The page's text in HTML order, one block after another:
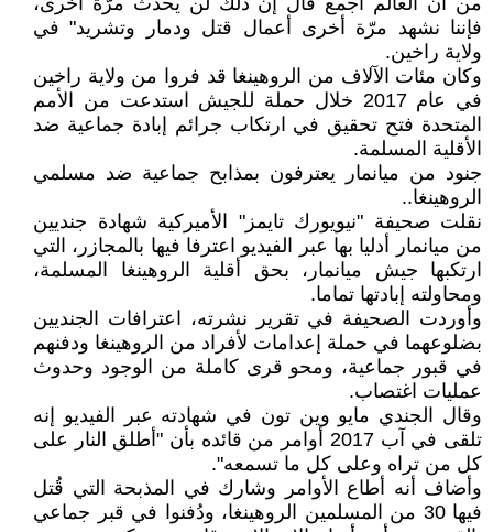
فإننا نشهد مرّة أخرى أعمال قتل ودمار وتشريد" في
ولاية راخين.
وكان مئات الآلاف من الروهينغا قد فروا من ولاية راخين
في عام 2017 خلال حملة للجيش استدعت من الأمم
المتحدة فتح تحقيق في ارتكاب جرائم إبادة جماعية ضد
الأقلية المسلمة.
جنود من ميانمار يعترفون بمذابح جماعية ضد مسلمي
الروهينغا..
نقلت صحيفة "نيويورك تايمز" الأميركية شهادة جنديين
من ميانمار أدليا بها عبر الفيديو اعترفا فيها بالمجازر، التي
ارتكبها جيش ميانمار، بحق أقلية الروهينغا المسلمة،
ومحاولته إبادتها تماما.
وأوردت الصحيفة في تقرير نشرته، اعترافات الجنديين
بضلوعهما في حملة إعدامات لأفراد من الروهينغا ودفنهم
في قبور جماعية، ومحو قرى كاملة من الوجود وحدوث
عمليات اغتصاب.
وقال الجندي مايو وين تون في شهادته عبر الفيديو إنه
تلقى في آب 2017 أوامر من قائده بأن "أطلق النار على
كل من تراه وعلى كل ما تسمعه".
وأضاف أنه أطاع الأوامر وشارك في المذبحة التي قُتل
فيها 30 من المسلمين الروهينغا، ودُفنوا في قبر جماعي